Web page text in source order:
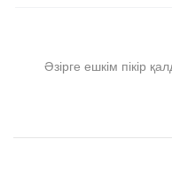
Әзірге ешкім пікір